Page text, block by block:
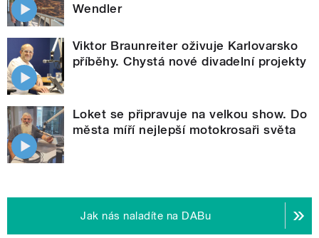
Wendler
Viktor Braunreiter oživuje Karlovarsko
příběhy. Chystá nové divadelní projekty
Loket se připravuje na velkou show. Do
města míří nejlepší motokrosaři světa
Jak nás naladíte na DABu